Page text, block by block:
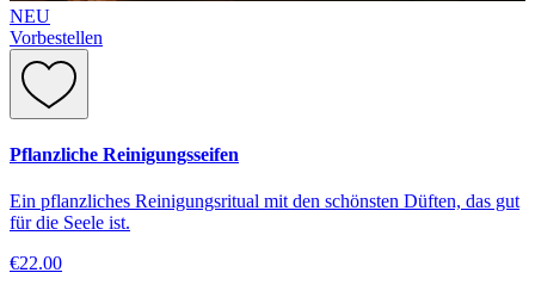
NEU
Vorbestellen
Pflanzliche Reinigungsseifen
Ein pflanzliches Reinigungsritual mit den schönsten Düften, das gut
für die Seele ist.
€22.00